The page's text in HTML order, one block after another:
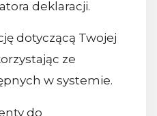
deklaracji.
dotyczącą Twojej
ze
w systemie.
do